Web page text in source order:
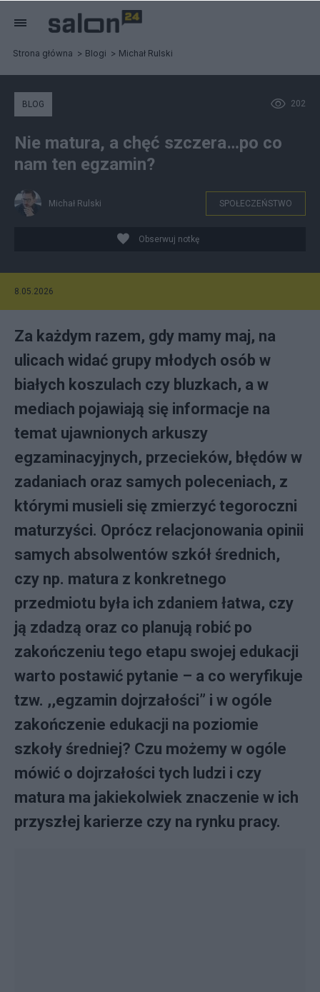
Strona główna Blogi Michał Rulski
202
BLOG
Nie matura, a chęć szczera…po co
nam ten egzamin?
Michał Rulski SPOŁECZEŃSTWO
Obserwuj notkę
8.05.2026
Za każdym razem, gdy mamy maj, na
ulicach widać grupy młodych osób w
białych koszulach czy bluzkach, a w
mediach pojawiają się informacje na
temat ujawnionych arkuszy
egzaminacyjnych, przecieków, błędów w
zadaniach oraz samych poleceniach, z
którymi musieli się zmierzyć tegoroczni
maturzyści. Oprócz relacjonowania opinii
samych absolwentów szkół średnich,
czy np. matura z konkretnego
przedmiotu była ich zdaniem łatwa, czy
ją zdadzą oraz co planują robić po
zakończeniu tego etapu swojej edukacji
warto postawić pytanie – a co weryfikuje
tzw. ,,egzamin dojrzałości” i w ogóle
zakończenie edukacji na poziomie
szkoły średniej? Czu możemy w ogóle
mówić o dojrzałości tych ludzi i czy
matura ma jakiekolwiek znaczenie w ich
przyszłej karierze czy na rynku pracy.